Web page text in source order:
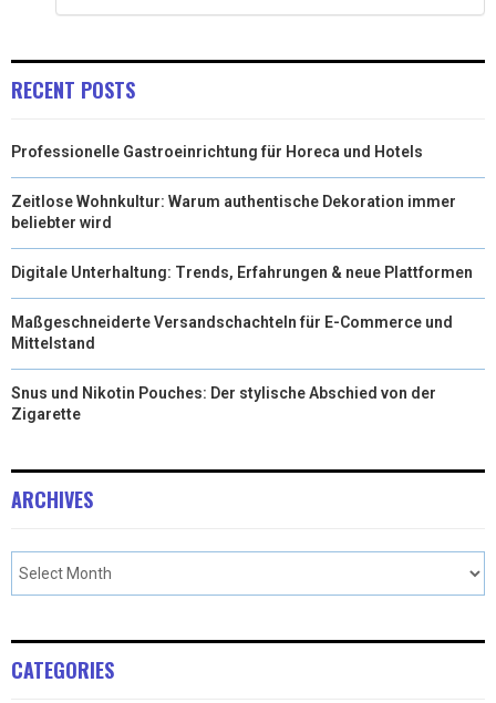
RECENT POSTS
Professionelle Gastroeinrichtung für Horeca und Hotels
Zeitlose Wohnkultur: Warum authentische Dekoration immer
beliebter wird
Digitale Unterhaltung: Trends, Erfahrungen & neue Plattformen
Maßgeschneiderte Versandschachteln für E-Commerce und
Mittelstand
Snus und Nikotin Pouches: Der stylische Abschied von der
Zigarette
ARCHIVES
CATEGORIES